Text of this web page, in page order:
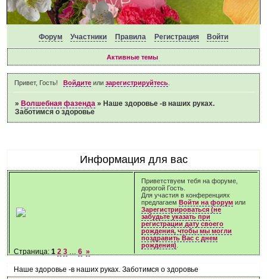
Форум Участники Правила Регистрация Войти
Активные темы
Привет, Гость! Войдитеили зарегистрируйтесь.
» Волшебная фазенда » Наше здоровье -в наших руках.
Заботимся о здоровье
Информация для вас
Приветствуем тебя на форуме,
дорогой Гость.
Для участия в конференциях
предлагаемВойти на форум или
Зарегистрироваться (не
забудьте указать при
регистрации дату своего
рождения, чтобы мы могли
поздравить Вас с днем
рождения)
Наше здоровье -в наших руках. Заботимся о здоровье
Страница:1 2 3 … 6 »